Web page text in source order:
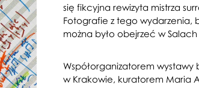
się fikcyjna rewizyta mistrza
Fotografie z tego wydarzenia,
można było obejrzeć w
Współorganizatorem wystawy
w Krakowie, kuratorem Maria